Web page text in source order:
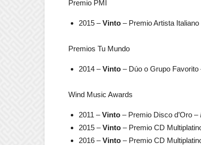
Premio PMI
2015 –Vinto – Premio Artista
Premios Tu Mundo
2014 –Vinto – Dúo o Grupo Favorito
Wind Music Awards
2011 –Vinto – Premio Disco d’Oro –
2015 –Vinto – Premio CD
2016 –Vinto – Premio CD